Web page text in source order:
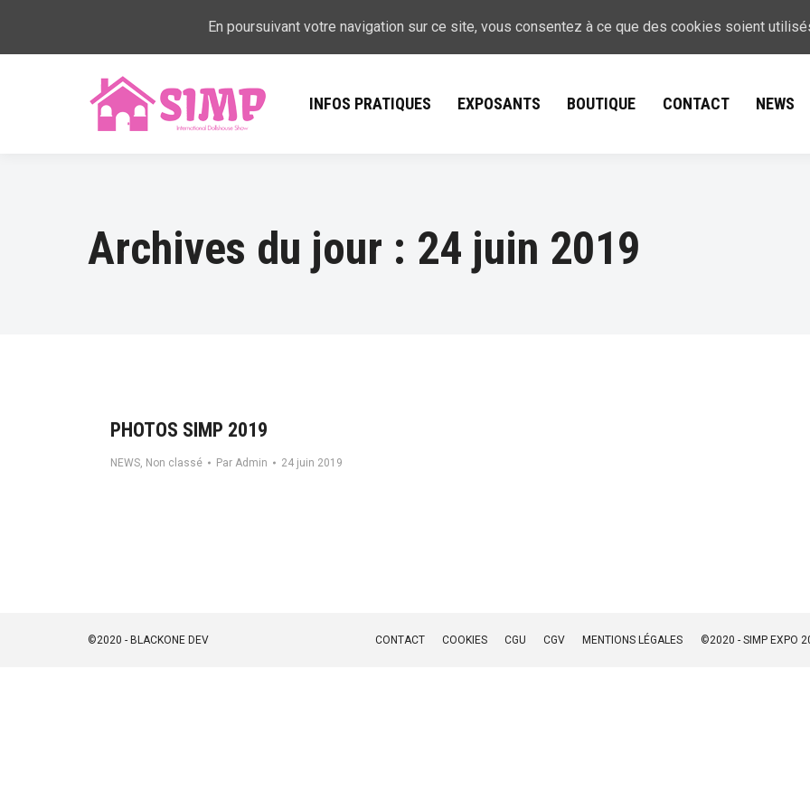
INFOS PRATIQUES EXPOSANTS BOUTIQUE CONTACT NEWS
Archives du jour : 24 juin 2019
PHOTOS SIMP 2019
NEWS, Non classé Par Admin 24 juin 2019
©2020 - BLACKONE DEV CONTACT COOKIES CGU CGV MENTIONS LÉGALES ©2020 - SIMP EXPO
En poursuivant votre navigation sur ce site, vous consentez à ce que des cookies soient